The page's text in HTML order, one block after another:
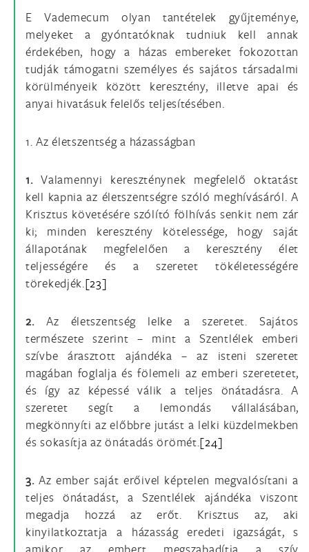
E Vademecum olyan tantételek gyűjteménye,
melyeket a gyóntatóknak tudniuk kell annak
érdekében, hogy a házas embereket fokozottan
tudják támogatni személyes és sajátos társadalmi
körülményeik között keresztény, illetve apai és
anyai hivatásuk felelős teljesítésében.
1. Az életszentség a házasságban
1.Valamennyi kereszténynek megfelelő oktatást
kell kapnia az életszentségre szóló meghívásáról. A
Krisztus követésére szólító fölhívás senkit nem zár
ki; minden keresztény kötelessége, hogy saját
állapotának megfelelően a keresztény élet
teljességére és a szeretet tökéletességére
törekedjék.[23]
2.Az életszentség lelke a szeretet. Sajátos
természete szerint – mint a Szentlélek emberi
szívbe árasztott ajándéka – az isteni szeretet
magában foglalja és fölemeli az emberi szeretetet,
és így az képessé válik a teljes önátadásra. A
szeretet segít a lemondás vállalásában,
megkönnyíti az előbbre jutást a lelki küzdelmekben
és sokasítja az önátadás örömét.[24]
3.Az ember saját erőivel képtelen megvalósítani a
teljes önátadást, a Szentlélek ajándéka viszont
megadja hozzá az erőt. Krisztus az, aki
kinyilatkoztatja a házasság eredeti igazságát, s